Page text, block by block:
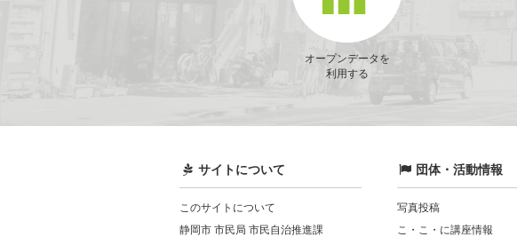
オープンデータを
利用する
サイトについて
このサイトについて
静岡市 市民局 市民自治推進課
団体・活動情報
写真投稿
こ・こ・に講座情報